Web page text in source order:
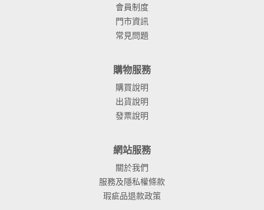
會員制度
門市資訊
常見問題
購物服務
購買說明
出貨說明
發票說明
網站服務
關於我們
服務及隱私權條款
瑕疵品退款政策